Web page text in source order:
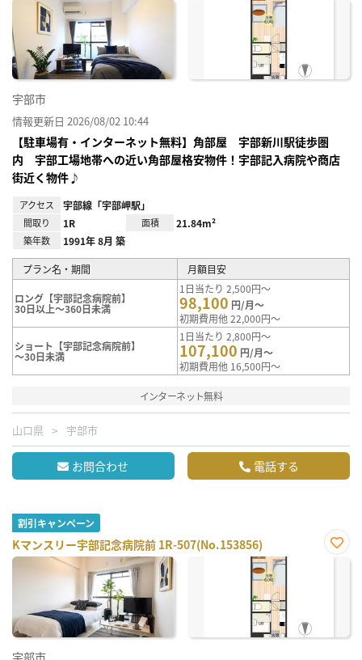
宇部市
情報更新日 2026/08/02 10:44
【駐車場有・インターネット無料】角部屋 宇部新川駅徒歩圏
内 宇部工場地帯への近い角部屋格安物件！宇部記入病院や商店
街近く物件♪
アクセス 宇部線「宇部岬駅」
間取り 1R 面積 21.84m²
築年数 1991年 8月 築
プラン名・期間 月額目安
ロング【宇部記念病院前】
30日以上～360日未満
1日当たり 2,500円～
98,100 円/月～
初期費用他 22,000円～
ショート【宇部記念病院前】
～30日未満
1日当たり 2,800円～
107,100 円/月～
初期費用他 16,500円～
インターネット無料
山口県 宇部市
お問合わせ 電話する
割引キャンペーン
Kマンスリー宇部記念病院前 1R-507(No.153856)
お気
宇部市